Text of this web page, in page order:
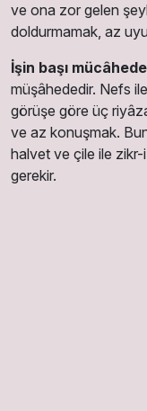
ve ona zor gelen
doldurmamak, az
İşin başı
müşâhededir. Nefs
görüşe göre üç
ve az konuşmak.
halvet ve çile ile
gerekir.